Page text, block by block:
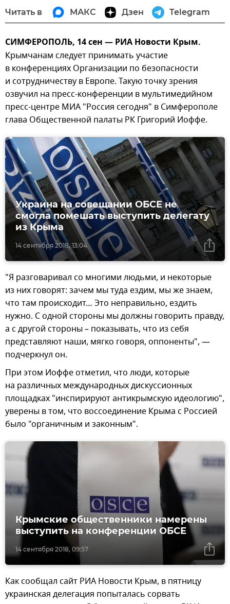
Читать в МАКС Дзен Telegram
СИМФЕРОПОЛЬ, 14 сен — РИА Новости Крым.
Крымчанам следует принимать участие
в конференциях Организации по безопасности
и сотрудничеству в Европе. Такую точку зрения
озвучил на пресс-конференции в мультимедийном
пресс-центре МИА "Россия сегодня" в Симферополе
глава Общественной палаты РК Григорий Иоффе.
14 сентября 2018, 13:04
Украина на совещании ОБСЕ не
смогла помешать выступить делегату
из Крыма
"Я разговаривал со многими людьми, и некоторые
из них говорят: зачем мы туда ездим, мы же знаем,
что там происходит… Это неправильно, ездить
нужно. С одной стороны мы должны говорить правду,
а с другой стороны – показывать, что из себя
представляют наши, мягко говоря, оппоненты", —
подчеркнул он.
При этом Иоффе отметил, что люди, которые
на различных международных дискуссионных
площадках "инспирируют антикрымскую идеологию",
уверены в том, что воссоединение Крыма с Россией
было "органичным и законным".
14 сентября 2018, 09:57
Крымские общественники намерены
выступить на конференции ОБСЕ
Как сообщал сайт РИА Новости Крым, в пятницу
украинская делегация попыталась сорвать